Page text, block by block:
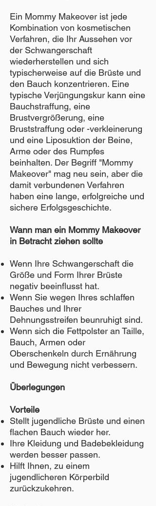
Ein Mommy Makeover ist jede
Kombination von kosmetischen
Verfahren, die Ihr Aussehen vor
der Schwangerschaft
wiederherstellen und sich
typischerweise auf die Brüste und
den Bauch konzentrieren. Eine
typische Verjüngungskur kann eine
Bauchstraffung, eine
Brustvergrößerung, eine
Bruststraffung oder -verkleinerung
und eine Liposuktion der Beine,
Arme oder des Rumpfes
beinhalten. Der Begriff "Mommy
Makeover" mag neu sein, aber die
damit verbundenen Verfahren
haben eine lange, erfolgreiche und
sichere Erfolgsgeschichte.
Wann man ein Mommy Makeover
in Betracht ziehen sollte
Wenn Ihre Schwangerschaft die
Größe und Form Ihrer Brüste
negativ beeinflusst hat.
Wenn Sie wegen Ihres schlaffen
Bauches und Ihrer
Dehnungsstreifen beunruhigt sind.
Wenn sich die Fettpolster an Taille,
Bauch, Armen oder
Oberschenkeln durch Ernährung
und Bewegung nicht verbessern.
Überlegungen
Vorteile
Stellt jugendliche Brüste und einen
flachen Bauch wieder her.
Ihre Kleidung und Badebekleidung
werden besser passen.
Hilft Ihnen, zu einem
jugendlicheren Körperbild
zurückzukehren.